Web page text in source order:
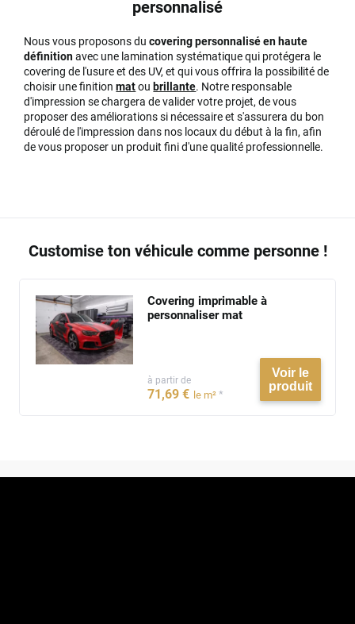
personnalisé
Nous vous proposons ducovering personnalisé en haute
définitionavec une lamination systématique qui protégera le
covering de l'usure et des UV, et qui vous offrira la possibilité de
choisir une finitionmatou brillante. Notre responsable
d'impression se chargera de valider votre projet, de vous
proposer des améliorations si nécessaire et s'assurera du bon
déroulé de l'impression dans nos locaux du début à la fin, afin
de vous proposer un produit fini d'une qualité professionnelle.
Customise ton véhicule comme personne !
Covering imprimable à
personnaliser mat
à partir de
71,69 € le m² *
Voir le
produit